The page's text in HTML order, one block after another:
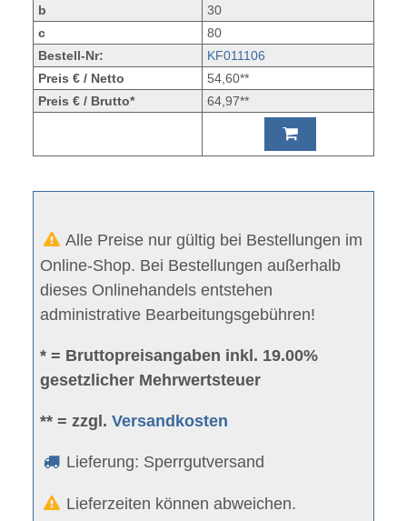
b
30
c
80
Bestell-Nr:
KF011106
Preis € / Netto
54,60**
Preis € / Brutto*
64,97**
Alle Preise nur gültig bei Bestellungen im
Online-Shop. Bei Bestellungen außerhalb
dieses Onlinehandels entstehen
administrative Bearbeitungsgebühren!
* = Bruttopreisangaben inkl. 19.00%
gesetzlicher Mehrwertsteuer
** = zzgl.Versandkosten
Lieferung: Sperrgutversand
Lieferzeiten können abweichen.